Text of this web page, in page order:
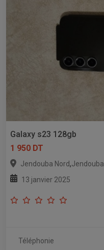
Galaxy s23 128gb
1 950 DT
Jendouba Nord,Jendouba
13 janvier 2025
Téléphonie